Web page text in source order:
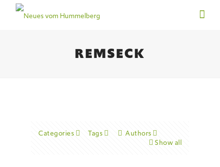
REMSECK
Categories Tags
Authors
Show all